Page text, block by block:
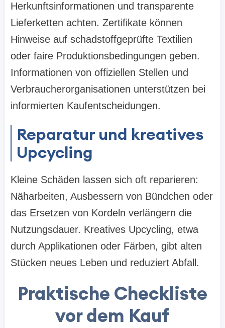
Herkunftsinformationen und transparente
Lieferketten achten. Zertifikate können
Hinweise auf schadstoffgeprüfte Textilien
oder faire Produktionsbedingungen geben.
Informationen von offiziellen Stellen und
Verbraucherorganisationen unterstützen bei
informierten Kaufentscheidungen.
Reparatur und kreatives
Upcycling
Kleine Schäden lassen sich oft reparieren:
Näharbeiten, Ausbessern von Bündchen oder
das Ersetzen von Kordeln verlängern die
Nutzungsdauer. Kreatives Upcycling, etwa
durch Applikationen oder Färben, gibt alten
Stücken neues Leben und reduziert Abfall.
Praktische Checkliste
vor dem Kauf